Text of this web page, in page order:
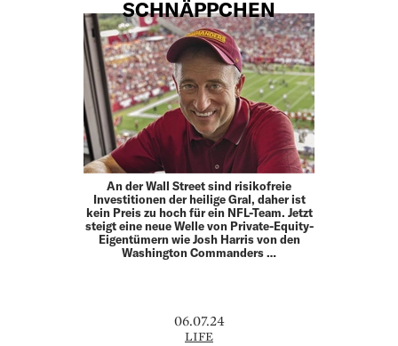
SCHNÄPPCHEN
An der Wall Street sind risikofreie
Investitionen der heilige Gral, daher ist
kein Preis zu hoch für ein NFL-Team. Jetzt
steigt eine neue Welle von Private-Equity-
Eigentümern wie Josh Harris von den
Washington Commanders …
06.07.24
LIFE